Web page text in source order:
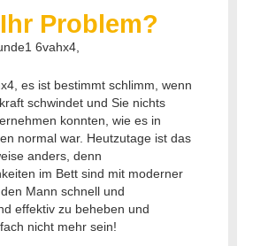
Problem?
6vahx4,
es ist bestimmt schlimm, wenn
schwindet und Sie nichts
konnten, wie es in
normal war. Heutzutage ist das
anders, denn
im Bett sind mit moderner
Mann schnell und
effektiv zu beheben und
nicht mehr sein!